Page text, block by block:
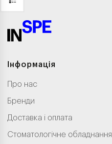
Інформація
Про нас
Бренди
Доставка і оплата
Стоматологічне обладнання